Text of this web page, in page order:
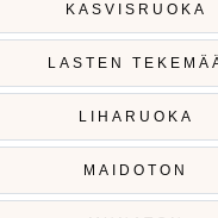
KASVISRUOKA
LASTEN
LIHARUOKA
MAIDOTON